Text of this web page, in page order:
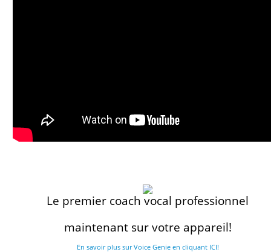
Le premier coach vocal professionnel
maintenant sur votre appareil!
En savoir plus sur Voice Genie en cliquant ICI!